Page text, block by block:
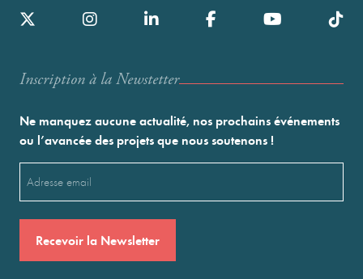
Inscription à la Newstetter
Ne manquez aucune actualité, nos prochains événements
ou l’avancée des projets que nous soutenons !
(Nécessaire)